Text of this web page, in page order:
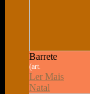
Barrete
(art.
Ler Mais
Natal